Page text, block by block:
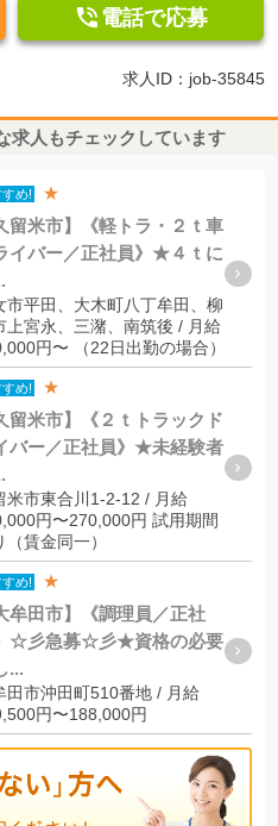
 電話で応募
求人ID：job-35845
求人もチェックしています
すめ! ★
留米市】《軽トラ・２ｔ車
イバー／正社員》★４ｔに
市平田、大木町八丁牟田、柳
上宮永、三潴、南筑後 / 月給
円〜 （22日出勤の場合）
すめ! ★
留米市】《２ｔトラックド
バー／正社員》★未経験者
米市東合川1-2-12 / 月給
円〜270,000円 試用期間
（賃金同一）
すめ! ★
牟田市】《調理員／正社
☆彡急募☆彡★資格の必要
...
田市沖田町510番地 / 月給
円〜188,000円